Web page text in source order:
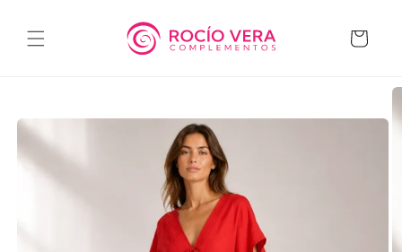
al contenido
Carrito
información
del producto